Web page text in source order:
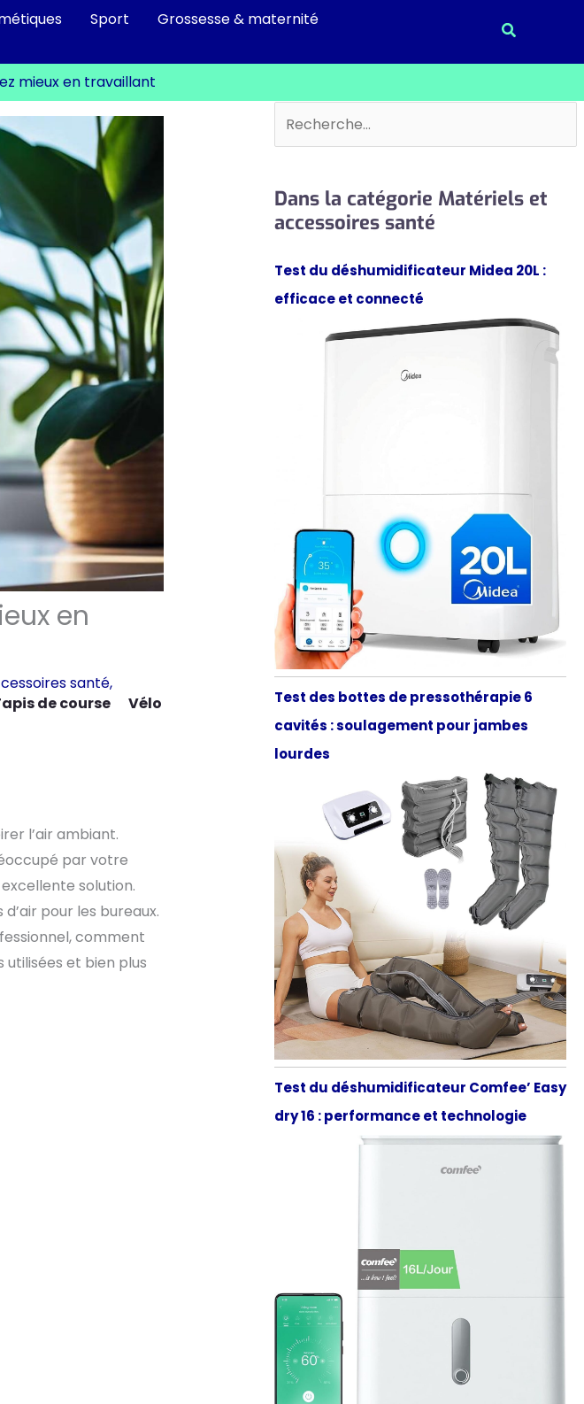
Sport
Grossesse & maternité
mieux en travaillant
en
santé,
de course
Vélo
l’air ambiant.
par votre
solution.
pour les bureaux.
comment
et bien plus
Rechercher
Dans la catégorie Matériels et
accessoires santé
Test du déshumidificateur Midea 20L :
efficace et connecté
Test des bottes de pressothérapie 6
cavités : soulagement pour jambes
lourdes
Test du déshumidificateur Comfee’ Easy
dry 16 : performance et technologie